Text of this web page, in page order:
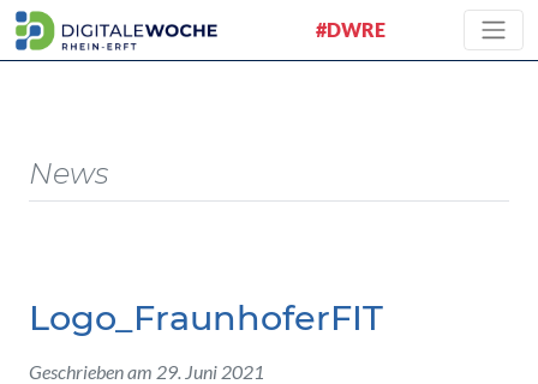
#DWRE
News
Logo_FraunhoferFIT
Geschrieben am 29. Juni 2021